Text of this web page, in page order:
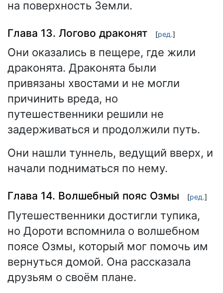
на поверхность Земли.
Глава 13. Логово драконят [ред.]
Они оказались в пещере, где жили
драконята. Драконята были
привязаны хвостами и не могли
причинить вреда, но
путешественники решили не
задерживаться и продолжили путь.
Они нашли туннель, ведущий вверх, и
начали подниматься по нему.
Глава 14. Волшебный пояс Озмы [ред.]
Путешественники достигли тупика,
но Дороти вспомнила о волшебном
поясе Озмы, который мог помочь им
вернуться домой. Она рассказала
друзьям о своём плане.